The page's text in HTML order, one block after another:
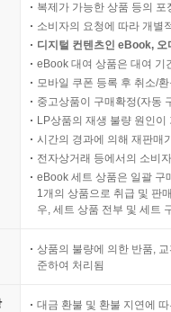
복제가 가능한 상품 등의
소비자의 요청에 따라 개별
디지털 컨텐츠인 eBook,
eBook 대여 상품은 대여 기
모바일 쿠폰 등록 후 취소/
중고상품이 구매확정(자동
LP상품의 재생 불량 원인
시간의 경과에 의해 재판매
전자상거래 등에서의 소비
eBook 세트 상품은 일괄 구
1개의 상품으로 취급 및 판
우, 세트 상품 전부 및 세트
상품의 불량에 의한 반품,
준하여 처리됨
대금 환불 및 환불 지연에